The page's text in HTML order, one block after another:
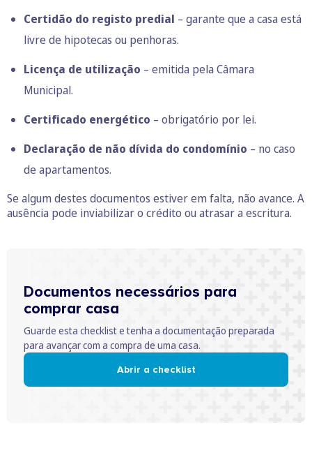
Certidão do registo predial – garante que a casa está
livre de hipotecas ou penhoras.
Licença de utilização – emitida pela Câmara
Municipal.
Certificado energético – obrigatório por lei.
Declaração de não dívida do condomínio – no caso
de apartamentos.
Se algum destes documentos estiver em falta, não avance. A
ausência pode inviabilizar o crédito ou atrasar a escritura.
Documentos necessários para
comprar casa
Guarde esta checklist e tenha a documentação preparada
para avançar com a compra de uma casa.
Abrir a checklist